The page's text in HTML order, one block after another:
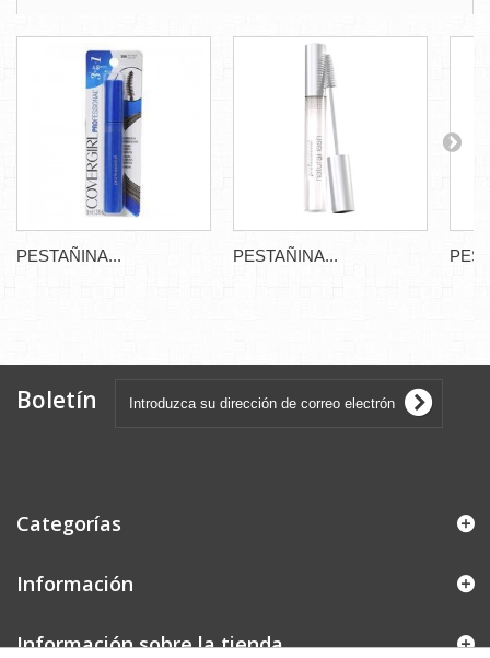
PESTAÑINA... PESTAÑINA...
Boletín
Categorías
Información
Información sobre la tienda